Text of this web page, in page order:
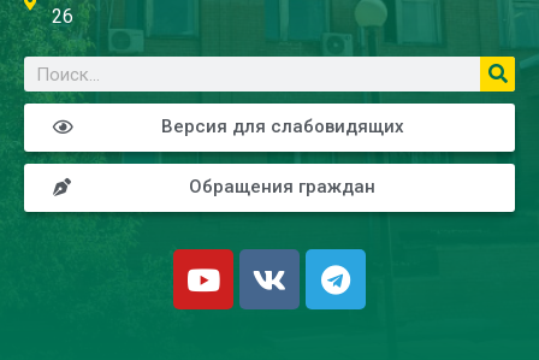
26
Версия для слабовидящих
Обращения граждан